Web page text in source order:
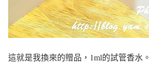
這就是我換來的贈品，1ml的試管香水。